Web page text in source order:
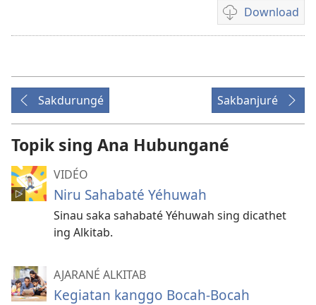
Download
Pilihan
kanggo
video
Sakdurungé Sakbanjuré
Topik sing Ana Hubungané
VIDÉO
Niru Sahabaté Yéhuwah
Sinau saka sahabaté Yéhuwah sing dicathet
ing Alkitab.
AJARANÉ ALKITAB
Kegiatan kanggo Bocah-Bocah